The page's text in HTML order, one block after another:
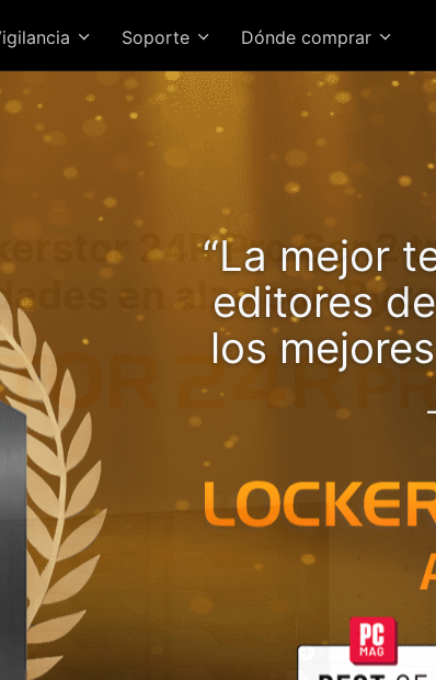
Soporte Dónde comprar
“La mejor
editores
los
24R Pro Gen2
en alza con
NAS de alto
hogar y la